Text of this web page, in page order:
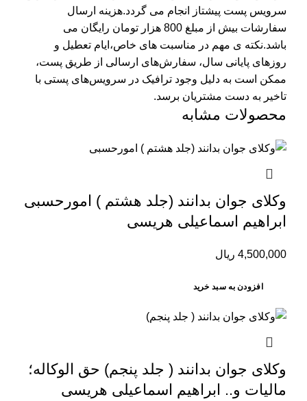
سرویس پست پیشتاز انجام می گردد.هزینه ارسال
سفارشات بیش از مبلغ 800 هزار تومان رایگان می
باشد.نکته ی مهم در مناسبت‌ های خاص،ایام تعطیل و
روزهای پایانی سال، سفارش‌‏های ارسالی از طریق پست،
ممکن است به دلیل وجود ترافیک در سرویس‌‏های پستی با
تاخیر به دست مشتریان برسد.
محصولات مشابه
وکلای جوان بدانند (جلد هشتم ) امورحسبی
ابراهیم اسماعیلی هریسی
4,500,000 ریال
افزودن به سبد خرید
وکلای جوان بدانند ( جلد پنجم) حق الوکاله؛
مالیات و.. ابراهیم اسماعیلی هریسی